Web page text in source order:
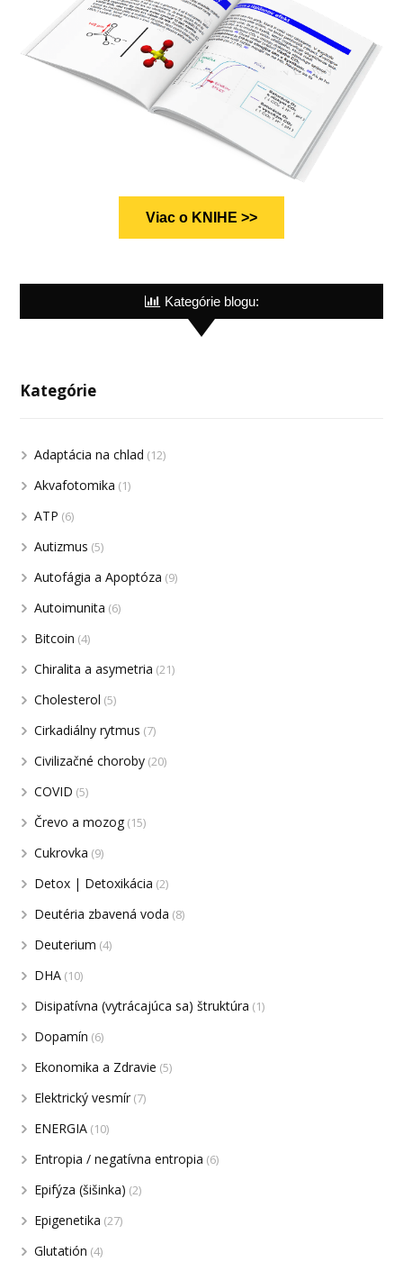
Viac o KNIHE >>
Kategórie blogu:
Kategórie
Adaptácia na chlad (12)
Akvafotomika (1)
ATP (6)
Autizmus (5)
Autofágia a Apoptóza (9)
Autoimunita (6)
Bitcoin (4)
Chiralita a asymetria (21)
Cholesterol (5)
Cirkadiálny rytmus (7)
Civilizačné choroby (20)
COVID (5)
Črevo a mozog (15)
Cukrovka (9)
Detox | Detoxikácia (2)
Deutéria zbavená voda (8)
Deuterium (4)
DHA (10)
Disipatívna (vytrácajúca sa) štruktúra (1)
Dopamín (6)
Ekonomika a Zdravie (5)
Elektrický vesmír (7)
ENERGIA (10)
Entropia / negatívna entropia (6)
Epifýza (šišinka) (2)
Epigenetika (27)
Glutatión (4)